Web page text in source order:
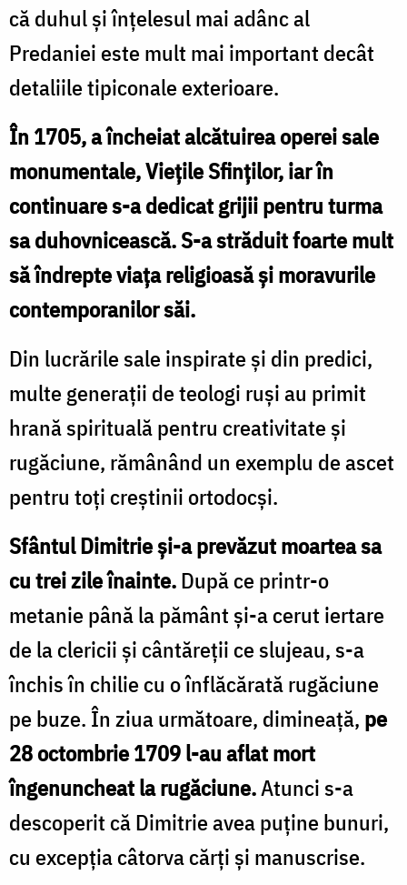
că duhul şi înţelesul mai adânc al
Predaniei este mult mai important decât
detaliile tipiconale exterioare.
În 1705, a încheiat alcătuirea operei sale
monumentale, Vieţile Sfinţilor, iar în
continuare s-a dedicat grijii pentru turma
sa duhovnicească. S-a străduit foarte mult
să îndrepte viaţa religioasă şi moravurile
contemporanilor săi.
Din lucrările sale inspirate și din predici,
multe generații de teologi ruși au primit
hrană spirituală pentru creativitate și
rugăciune, rămânând un exemplu de ascet
pentru toți creștinii ortodocși.
Sfântul Dimitrie şi-a prevăzut moartea sa
cu trei zile înainte.După ce printr-o
metanie până la pământ şi-a cerut iertare
de la clericii şi cântăreţii ce slujeau, s-a
închis în chilie cu o înflăcărată rugăciune
pe buze. În ziua următoare, dimineaţă, pe
28 octombrie 1709 l-au aflat mort
îngenuncheat la rugăciune.Atunci s-a
descoperit că Dimitrie avea puține bunuri,
cu excepția câtorva cărți și manuscrise.